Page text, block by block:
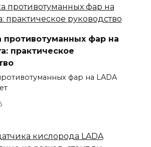
противотуманных фар на
практическое
фар на LADA